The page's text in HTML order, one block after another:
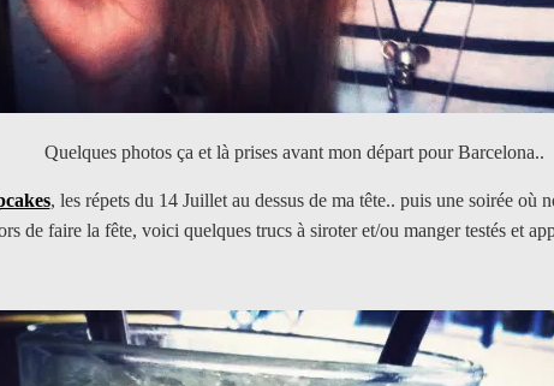
Quelques photos ça et là prises avant mon départ pour Barcelona..
, les répets du 14 Juillet au dessus de ma tête.. puis une soirée
de faire la fête, voici quelques trucs à siroter et/ou manger testés et